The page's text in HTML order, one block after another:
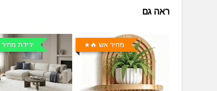
ראה גם
מחיר אש 🔥 ירידת